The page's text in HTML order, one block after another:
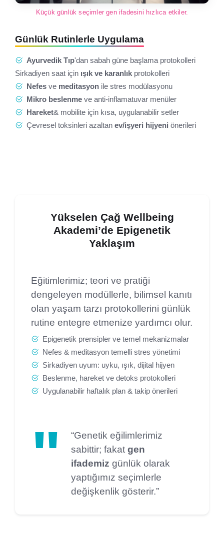
Küçük günlük seçimler gen ifadesini hızlıca etkiler.
Günlük Rutinlerle Uygulama
Ayurvedik Tıp'dan sabah güne başlama protokolleri
Sirkadiyen saat için ışık ve karanlık protokolleri
Nefes ve meditasyon ile stres modülasyonu
Mikro beslenme ve anti-inflamatuvar menüler
Hareket& mobilite için kısa, uygulanabilir setler
Çevresel toksinleri azaltan ev/işyeri hijyeni önerileri
Yükselen Çağ Wellbeing
Akademi’de Epigenetik
Yaklaşım
Eğitimlerimiz; teori ve pratiği
dengeleyen modüllerle, bilimsel kanıtı
olan yaşam tarzı protokollerini günlük
rutine entegre etmenize yardımcı olur.
Epigenetik prensipler ve temel mekanizmalar
Nefes & meditasyon temelli stres yönetimi
Sirkadiyen uyum: uyku, ışık, dijital hijyen
Beslenme, hareket ve detoks protokolleri
Uygulanabilir haftalık plan & takip önerileri
“Genetik eğilimlerimiz
sabittir; fakat gen
ifademiz günlük olarak
yaptığımız seçimlerle
değişkenlik gösterir.”